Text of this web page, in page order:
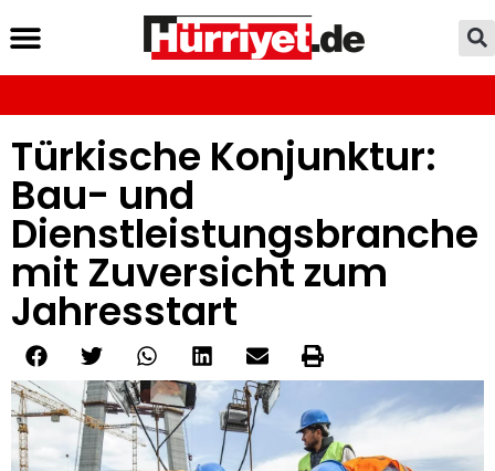
Türkische Konjunktur:
Bau- und
Dienstleistungsbranche
mit Zuversicht zum
Jahresstart